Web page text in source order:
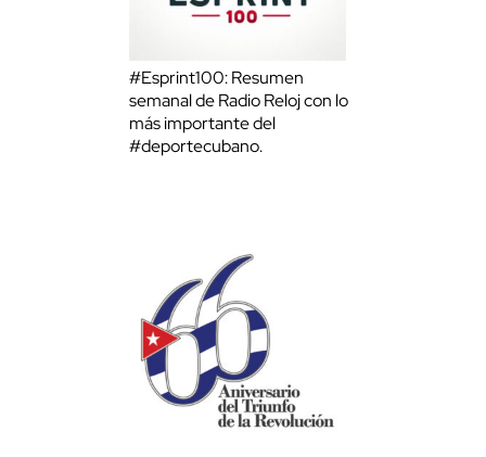
#Esprint100: Resumen
semanal de Radio Reloj con lo
más importante del
#deportecubano.